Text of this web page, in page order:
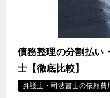
債務整理の分割払い
士【徹底比較】
弁護士・司法書士の依頼費